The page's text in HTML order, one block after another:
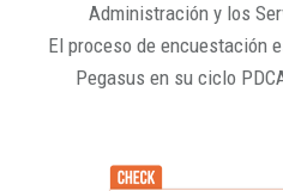
Administración y los
El proceso de encuestación
Pegasus en su ciclo